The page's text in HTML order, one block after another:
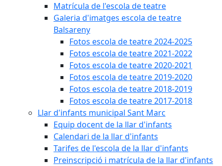
Matrícula de l'escola de teatre
Galeria d'imatges escola de teatre
Balsareny
Fotos escola de teatre 2024-2025
Fotos escola de teatre 2021-2022
Fotos escola de teatre 2020-2021
Fotos escola de teatre 2019-2020
Fotos escola de teatre 2018-2019
Fotos escola de teatre 2017-2018
Llar d'infants municipal Sant Marc
Equip docent de la llar d'infants
Calendari de la llar d'infants
Tarifes de l'escola de la llar d'infants
Preinscripció i matrícula de la llar d'infants